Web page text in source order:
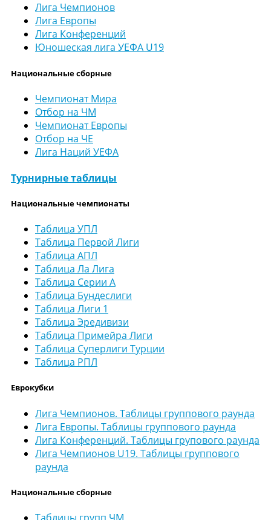
Лига Чемпионов
Лига Европы
Лига Конференций
Юношеская лига УЕФА U19
Национальные сборные
Чемпионат Мира
Отбор на ЧМ
Чемпионат Европы
Отбор на ЧЕ
Лига Наций УЕФА
Турнирные таблицы
Национальные чемпионаты
Таблица УПЛ
Таблица Первой Лиги
Таблица АПЛ
Таблица Ла Лига
Таблица Серии А
Таблица Бундеслиги
Таблица Лиги 1
Таблица Эредивизи
Таблица Примейра Лиги
Таблица Суперлиги Турции
Таблица РПЛ
Еврокубки
Лига Чемпионов. Таблицы группового раунда
Лига Европы. Таблицы группового раунда
Лига Конференций. Таблицы групового раунда
Лига Чемпионов U19. Таблицы группового
раунда
Национальные сборные